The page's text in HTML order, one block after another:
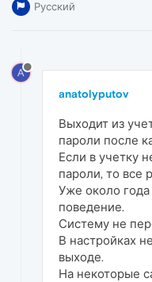
Русский
A
anatolyputov
Выходит из
пароли после
Если в учетку
пароли, то все
Уже около
поведение.
Систему не
В настройках
выходе.
На некоторые